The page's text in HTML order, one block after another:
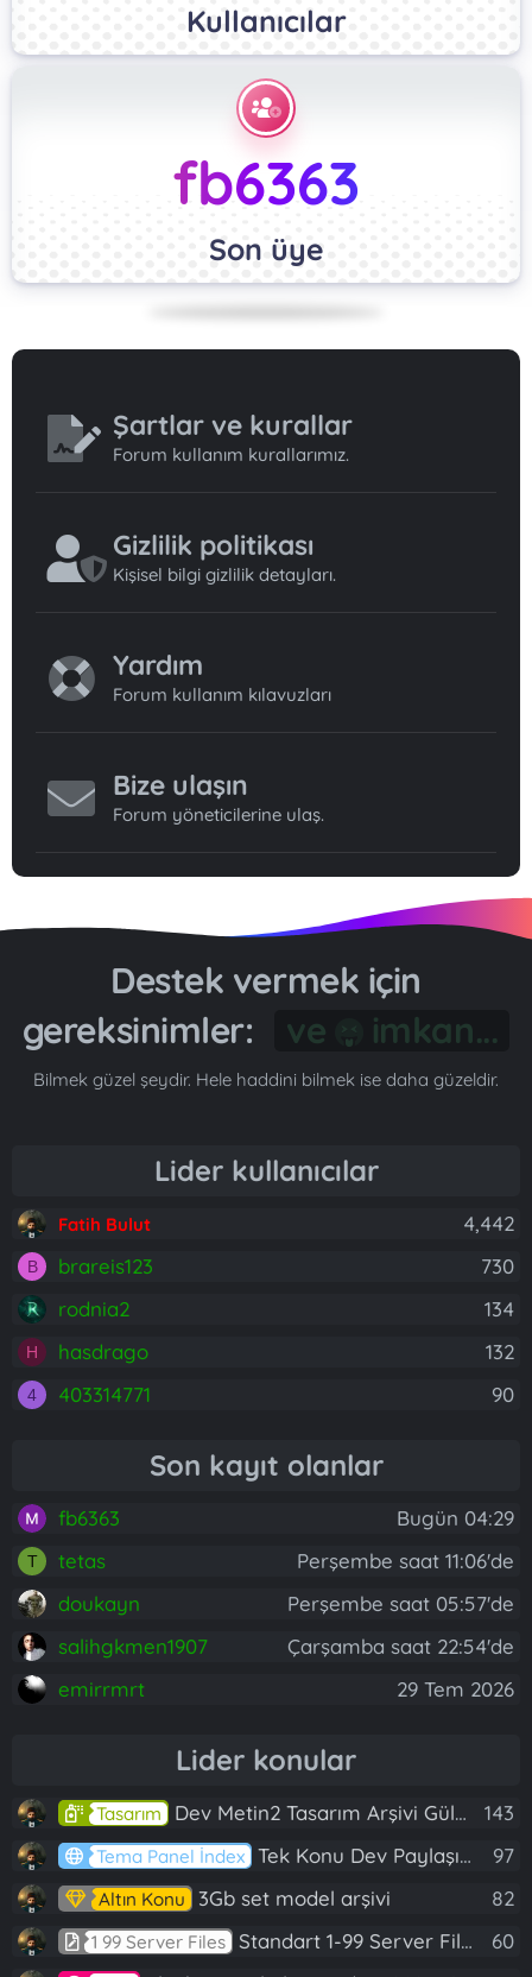
Kullanıcılar
fb6363
Son üye
Şartlar ve kurallar
Forum kullanım kurallarımız.
Gizlilik politikası
Kişisel bilgi gizlilik detayları.
Yardım
Forum kullanım kılavuzları
Bize ulaşın
Forum yöneticilerine ulaş.
Destek vermek için
gereksinimler:
Gönül...
Bilmek güzel şeydir. Hele haddini bilmek ise daha güzeldir.
Lider kullanıcılar
Fatih Bulut 4,442
B brareis123
730
rodnia2
134
H hasdrago 132
4 403314771 90
Son kayıt olanlar
fb6363 Bugün 04:29
T tetas
Perşembe saat 11:06'de
doukayn
Perşembe saat 05:57'de
salihgkmen1907
Çarşamba saat 22:54'de
emirrmrt
29 Tem 2026
Lider konular
Tasarım Dev Metin2 Tasarım Arşivi Güle Güle Kullanın 143
Tema Panel İndex Tek Konu Dev Paylaşım 10 Adet Server Tanıtım İndex 97
Altın Konu 3Gb set model arşivi 82
1 99 Server Files Standart 1-99 Server Files 60